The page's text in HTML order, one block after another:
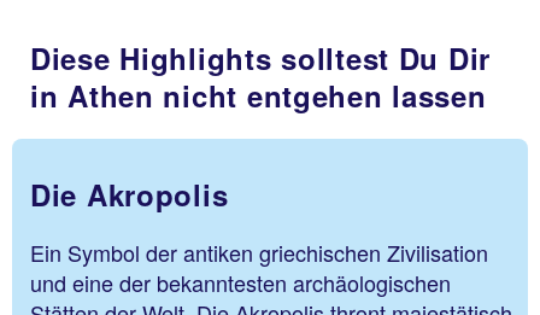
Diese Highlights solltest Du Dir
in Athen nicht entgehen lassen
Die Akropolis
Ein Symbol der antiken griechischen Zivilisation
und eine der bekanntesten archäologischen